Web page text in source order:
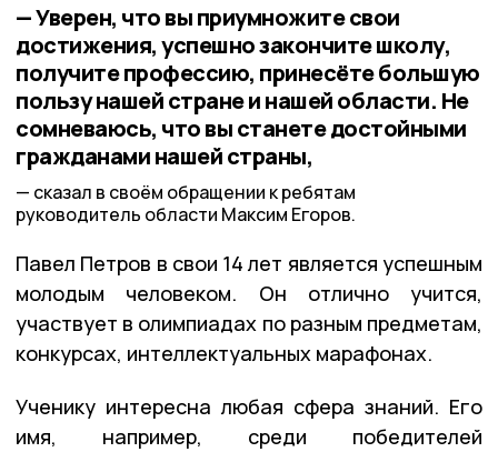
— Уверен, что вы приумножите свои
достижения, успешно закончите школу,
получите профессию, принесёте большую
пользу нашей стране и нашей области. Не
сомневаюсь, что вы станете достойными
гражданами нашей страны,
сказал в своём обращении к ребятам
руководитель области Максим Егоров.
Павел Петров в свои 14 лет является успешным
молодым человеком. Он отлично учится,
участвует в олимпиадах по разным предметам,
конкурсах, интеллектуальных марафонах.
Ученику интересна любая сфера знаний. Его
имя, например, среди победителей